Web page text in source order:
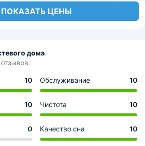
ПОКАЗАТЬ ЦЕНЫ
дома
10 Обслуживание 10
10 Чистота 10
0 Качество сна 10